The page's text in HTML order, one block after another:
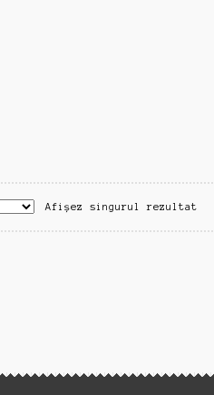
Afișez singurul rezultat